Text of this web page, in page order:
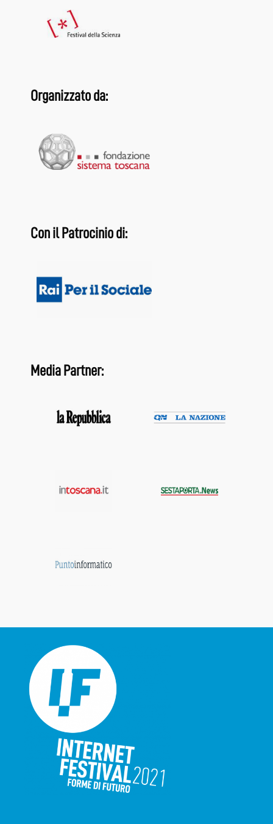
Organizzato da:
Con il Patrocinio di:
Media Partner: